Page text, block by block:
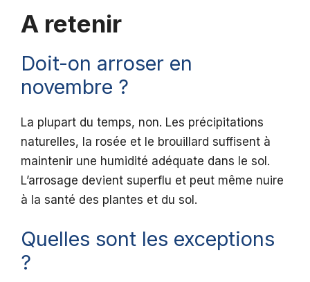
A retenir
Doit-on arroser en
novembre ?
La plupart du temps, non. Les précipitations
naturelles, la rosée et le brouillard suffisent à
maintenir une humidité adéquate dans le sol.
L’arrosage devient superflu et peut même nuire
à la santé des plantes et du sol.
Quelles sont les exceptions
?